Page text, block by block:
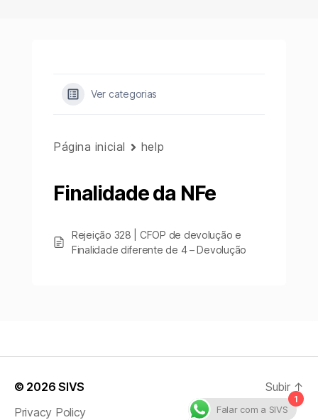
Ver categorias
Página inicial help
Finalidade da NFe
Rejeição 328 | CFOP de devolução e
Finalidade diferente de 4 – Devolução
© 2026SIVS
Privacy Policy
Subir ↑
1
Falar com a SIVS